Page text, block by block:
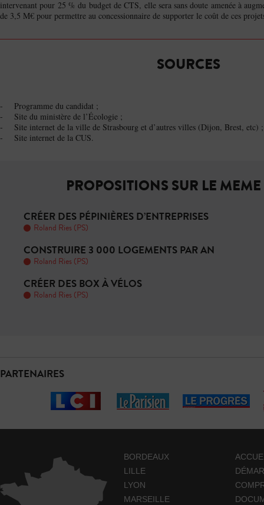
intervenant pour 25 % du budget de CTS, elle sera sans doute amenée à
de 3,5 M€ pour permettre au concessionnaire de supporter le coût de ces
SOURCES
- Programme du candidat ;
- Site du ministère de l’Écologie ;
- Site internet de la ville de Strasbourg et d’autres villes (Dijon, Brest, etc) ;
- Site internet de la CUS.
PROPOSITIONS SUR LE
CRÉER DES PÉPINIÈRES D’ENTREPRISES
Roland Ries (PS)
CONSTRUIRE 3 000 LOGEMENTS PAR AN
Roland Ries (PS)
CRÉER DES BOX À VÉLOS
Roland Ries (PS)
PARTENAIRES
BORDEAUX
LILLE
LYON
MARSEILLE